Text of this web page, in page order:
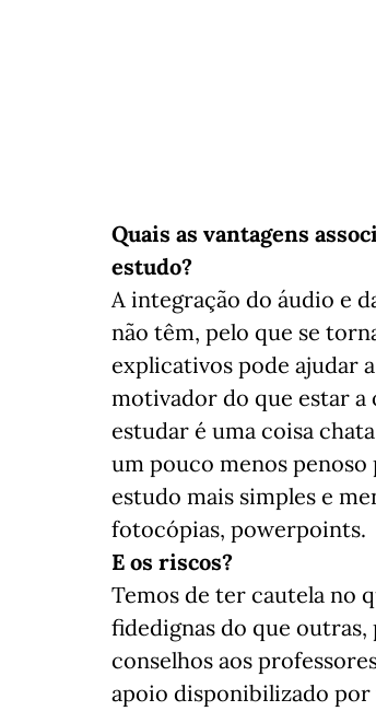
Quais as vantagens
estudo?
A integração do áudio e
não têm, pelo que se
explicativos pode ajudar
motivador do que estar
estudar é uma coisa
um pouco menos penoso
estudo mais simples e
fotocópias, powerpoints.
E os riscos?
Temos de ter cautela no
fidedignas do que outras,
conselhos aos
apoio disponibilizado por